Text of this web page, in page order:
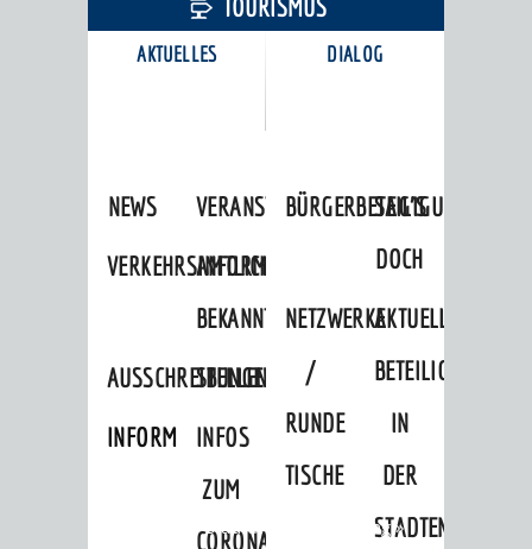
AKTUELLES
NEWS
VERANSTALTUNGSKALENDER
VERKEHRSINFORMATIONEN
AMTLICHE
BEKANNTMACHUNGEN
AUSSCHREIBUNGEN
INFORMATIONSPFLICHTEN
STELLENANGEBOTE
INFOS
ZUM
CORONAVIRUS
DIALOG
BÜRGERBETEILIGUNG
SAG'S
DOCH
NETZWERKE
/
RUNDE
TISCHE
AKTUELLE
BETEILIGUNGEN
IN
DER
TOURISMUS
KARRIEREPORTAL
»Stadtthemen Bildung»